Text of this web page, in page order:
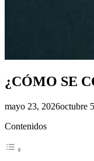
¿CÓMO SE
mayo 23, 2026octubre
Contenidos